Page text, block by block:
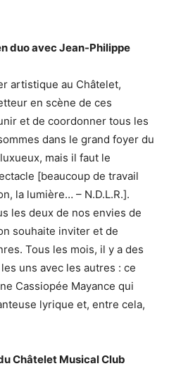
duo avec Jean-Philippe
artistique au Châtelet,
en scène de ces
et de coordonner tous les
dans le grand foyer du
mais il faut le
[beaucoup de travail
la lumière… – N.D.L.R.].
les deux de nos envies de
souhaite inviter et de
Tous les mois, il y a des
uns avec les autres : ce
Cassiopée Mayance qui
lyrique et, entre cela,
Châtelet Musical Club